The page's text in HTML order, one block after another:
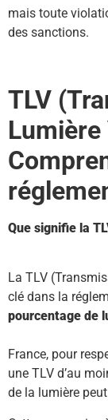
mais toute
des sanctions.
TLV
Que signifie la
La TLV
clé dans la
pourcentage de
France, pour
une TLV d’au
de la lumière